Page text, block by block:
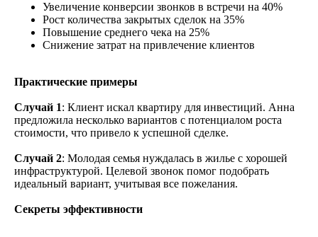
Увеличение конверсии звонков в встречи на 40%
Рост количества закрытых сделок на 35%
Повышение среднего чека на 25%
Снижение затрат на привлечение клиентов
Практические примеры
Случай 1: Клиент искал квартиру для инвестиций. Анна
предложила несколько вариантов с потенциалом роста
стоимости, что привело к успешной сделке.
Случай 2: Молодая семья нуждалась в жилье с хорошей
инфраструктурой. Целевой звонок помог подобрать
идеальный вариант, учитывая все пожелания.
Секреты эффективности